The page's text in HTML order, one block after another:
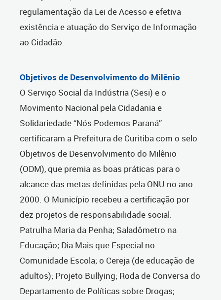
regulamentação da Lei de Acesso e efetiva
existência e atuação do Serviço de Informação
ao Cidadão.
Objetivos de Desenvolvimento do Milênio
O Serviço Social da Indústria (Sesi) e o
Movimento Nacional pela Cidadania e
Solidariedade “Nós Podemos Paraná”
certificaram a Prefeitura de Curitiba com o selo
Objetivos de Desenvolvimento do Milênio
(ODM), que premia as boas práticas para o
alcance das metas definidas pela ONU no ano
2000. O Município recebeu a certificação por
dez projetos de responsabilidade social:
Patrulha Maria da Penha; Saladômetro na
Educação; Dia Mais que Especial no
Comunidade Escola; o Cereja (de educação de
adultos); Projeto Bullying; Roda de Conversa do
Departamento de Políticas sobre Drogas;